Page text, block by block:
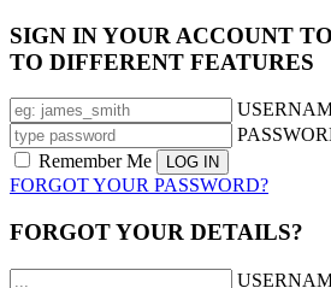
SIGN IN YOUR ACCOUNT
TO DIFFERENT FEATURES
Remember Me
FORGOT YOUR PASSWORD?
FORGOT YOUR DETAILS?